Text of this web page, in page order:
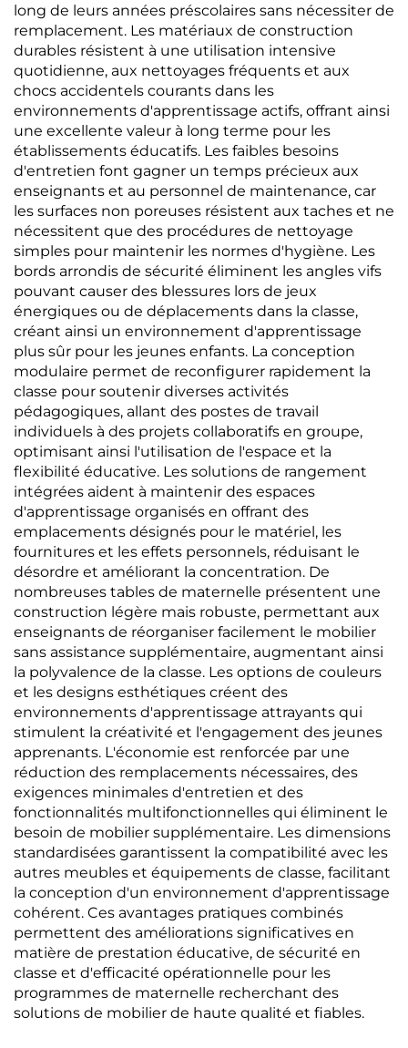
long de leurs années préscolaires sans nécessiter de
remplacement. Les matériaux de construction
durables résistent à une utilisation intensive
quotidienne, aux nettoyages fréquents et aux
chocs accidentels courants dans les
environnements d'apprentissage actifs, offrant ainsi
une excellente valeur à long terme pour les
établissements éducatifs. Les faibles besoins
d'entretien font gagner un temps précieux aux
enseignants et au personnel de maintenance, car
les surfaces non poreuses résistent aux taches et ne
nécessitent que des procédures de nettoyage
simples pour maintenir les normes d'hygiène. Les
bords arrondis de sécurité éliminent les angles vifs
pouvant causer des blessures lors de jeux
énergiques ou de déplacements dans la classe,
créant ainsi un environnement d'apprentissage
plus sûr pour les jeunes enfants. La conception
modulaire permet de reconfigurer rapidement la
classe pour soutenir diverses activités
pédagogiques, allant des postes de travail
individuels à des projets collaboratifs en groupe,
optimisant ainsi l'utilisation de l'espace et la
flexibilité éducative. Les solutions de rangement
intégrées aident à maintenir des espaces
d'apprentissage organisés en offrant des
emplacements désignés pour le matériel, les
fournitures et les effets personnels, réduisant le
désordre et améliorant la concentration. De
nombreuses tables de maternelle présentent une
construction légère mais robuste, permettant aux
enseignants de réorganiser facilement le mobilier
sans assistance supplémentaire, augmentant ainsi
la polyvalence de la classe. Les options de couleurs
et les designs esthétiques créent des
environnements d'apprentissage attrayants qui
stimulent la créativité et l'engagement des jeunes
apprenants. L'économie est renforcée par une
réduction des remplacements nécessaires, des
exigences minimales d'entretien et des
fonctionnalités multifonctionnelles qui éliminent le
besoin de mobilier supplémentaire. Les dimensions
standardisées garantissent la compatibilité avec les
autres meubles et équipements de classe, facilitant
la conception d'un environnement d'apprentissage
cohérent. Ces avantages pratiques combinés
permettent des améliorations significatives en
matière de prestation éducative, de sécurité en
classe et d'efficacité opérationnelle pour les
programmes de maternelle recherchant des
solutions de mobilier de haute qualité et fiables.